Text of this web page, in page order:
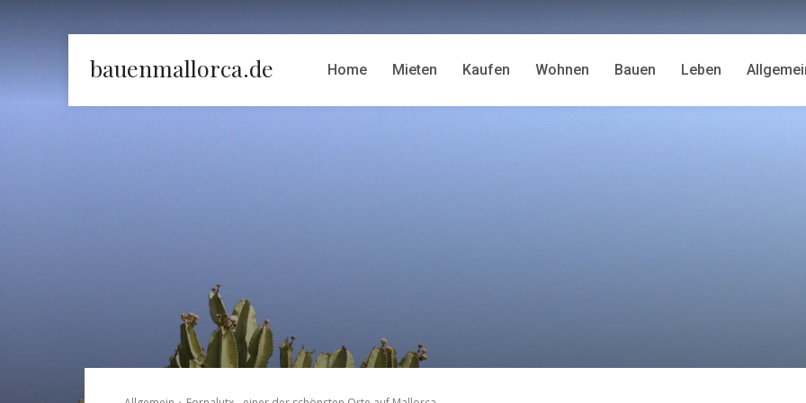
bauenmallorca.de Home Mieten Kaufen Wohnen Bauen Leben